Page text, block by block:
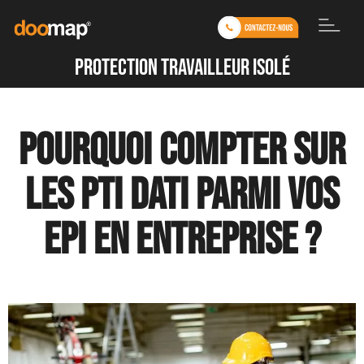
protection travailleur isolé
Pourquoi compter sur
les PTI DATI parmi vos
EPI en entreprise ?